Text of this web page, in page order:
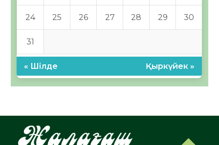
24 25 26 27 28 29 30
31
« Шілде Қыркүйек »